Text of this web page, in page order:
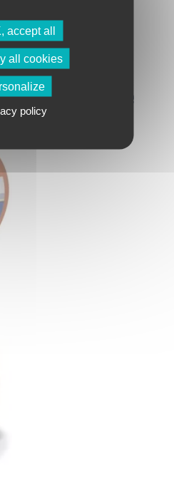
acrylique
accept all
all cookies
policy